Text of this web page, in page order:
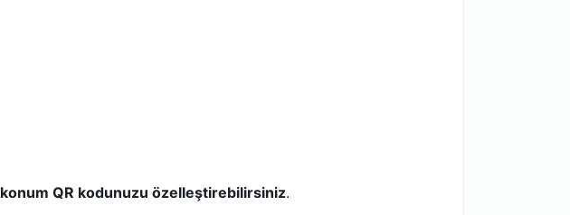
konum QR kodunuzu özelleştirebilirsiniz.